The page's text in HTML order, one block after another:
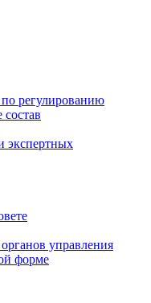
регулированию
экспертных
управления
форме